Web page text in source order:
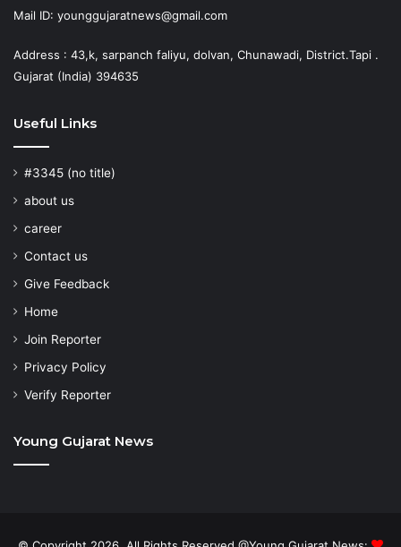
Mail ID: younggujaratnews@gmail.com
Address : 43,k, sarpanch faliyu, dolvan, Chunawadi, District.Tapi .
Gujarat (India) 394635
Useful Links
#3345 (no title)
about us
career
Contact us
Give Feedback
Home
Join Reporter
Privacy Policy
Verify Reporter
Young Gujarat News